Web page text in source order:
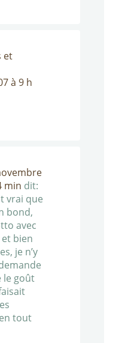
et
à 9 h
min dit:
vrai que
bond,
avec
bien
je n’y
le goût
tout